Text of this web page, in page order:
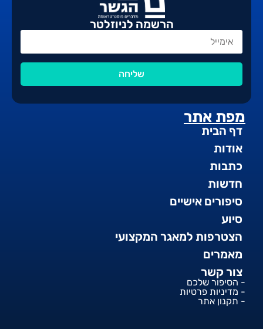
מפת אתר
דף הבית
אודות
כתבות
חדשות
סיפורים אישיים
סיוע
הצטרפות למאגר המקצועי
מאמרים
צור קשר
- הסיפור שלכם
- מדיניות פרטיות
- תקנון אתר
הרשמה לניוזלטר
שליחה